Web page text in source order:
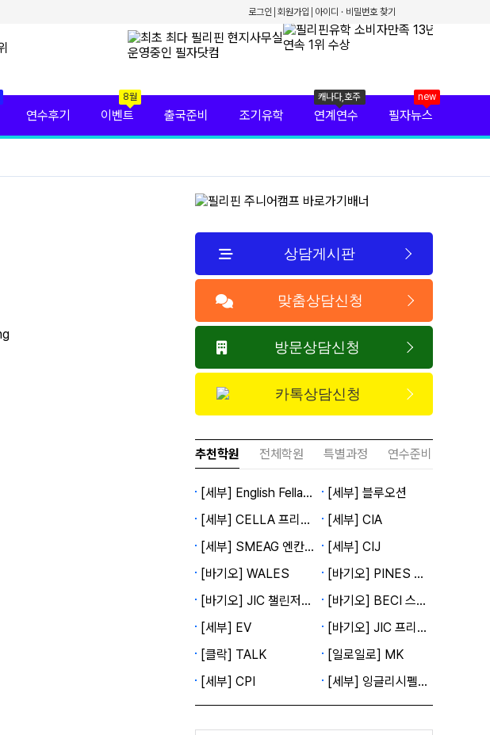
로그인 회원가입 아이디 · 비밀번호 찾기
연수후기
8월
이벤트 출국준비 조기유학
캐나다,호주
연계연수
new
필자뉴스
상담게시판
맞춤상담신청
방문상담신청
카톡상담신청
추천학원 전체학원 특별과정 연수준비
[세부] English Fella 2캠퍼스
[세부] 블루오션
[세부] CELLA 프리미엄캠퍼스
[세부] CIA
[세부] SMEAG 엔칸토캠퍼스
[세부] CIJ
[바기오] WALES
[바기오] PINES 메인캠퍼스
[바기오] JIC 챌린저캠퍼스
[바기오] BECI 스파르타캠퍼스
[세부] EV
[바기오] JIC 프리미엄캠퍼스
[클락] TALK
[일로일로] MK
[세부] CPI
[세부] 잉글리시펠라 1캠퍼스